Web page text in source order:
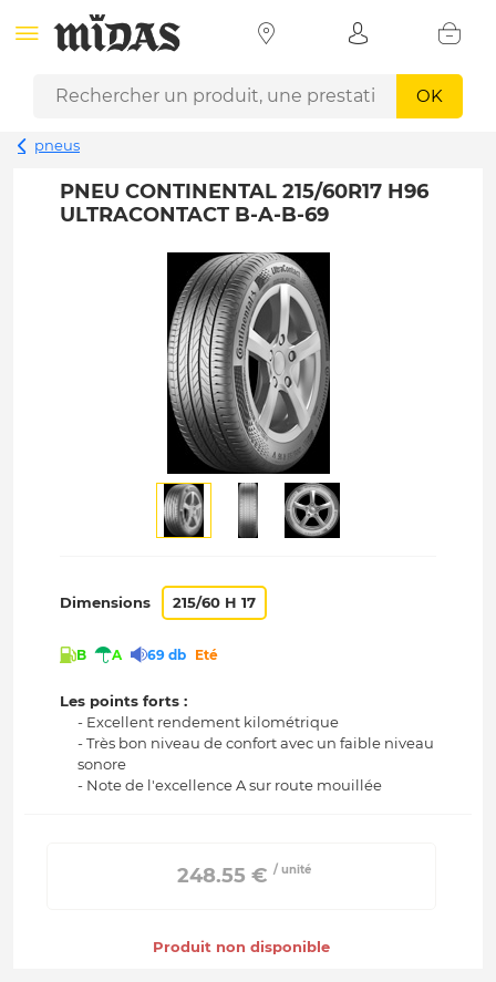
OK
pneus
PNEU CONTINENTAL 215/60R17 H96
ULTRACONTACT B-A-B-69
Dimensions 215/60 H 17
B A 69 db Eté
Les points forts :
- Excellent rendement kilométrique
- Très bon niveau de confort avec un faible niveau
sonore
- Note de l'excellence A sur route mouillée
248.55 € / unité
Produit non disponible